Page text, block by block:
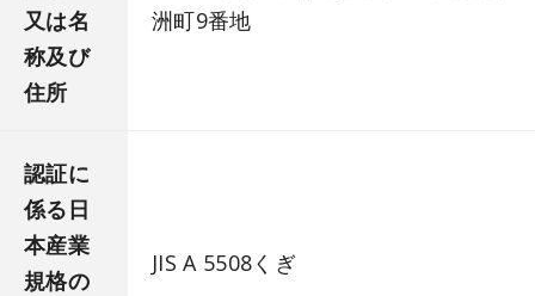
又は名
称及び
住所
洲町9番地
認証に
係る日
本産業
規格の
JIS A 5508くぎ